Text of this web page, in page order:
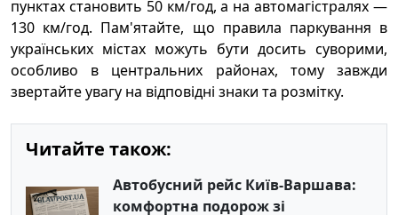
пунктах становить 50 км/год, а на автомагістралях —
130 км/год. Пам'ятайте, що правила паркування в
українських містах можуть бути досить суворими,
особливо в центральних районах, тому завжди
звертайте увагу на відповідні знаки та розмітку.
Читайте також:
Автобусний рейс Київ-Варшава:
комфортна подорож зі